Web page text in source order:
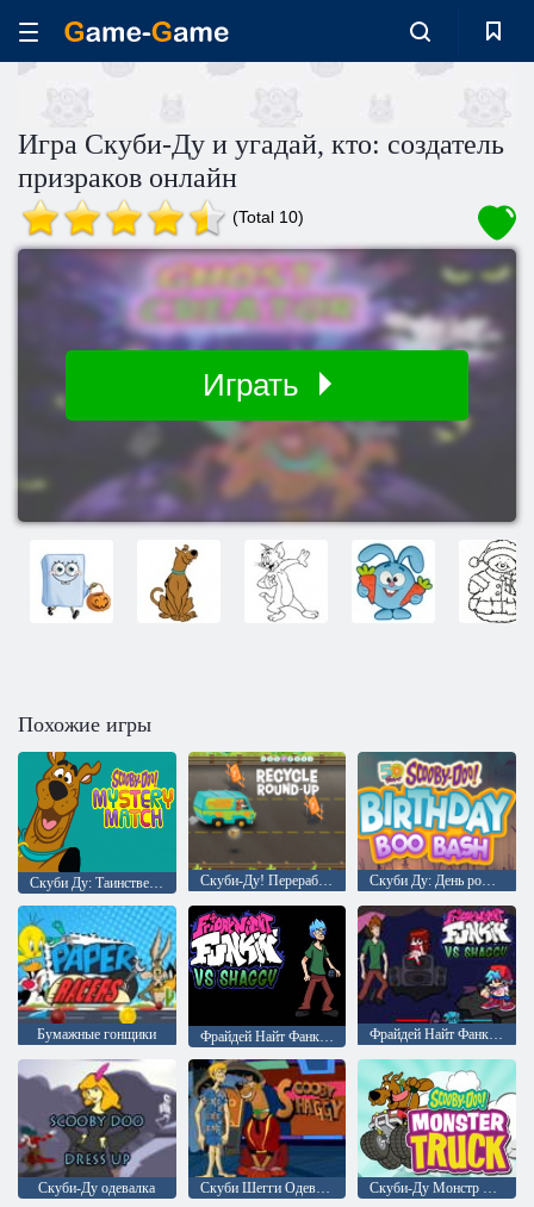
Игра Скуби-Ду и угадай, кто: создатель
призраков онлайн
(Total 10)
Играть
Похожие игры
Скуби Ду: Таинственный матч Скуби-Ду! Переработайте сводку новостей Скуби Ду: День рождения 5 лет
Бумажные гонщики Фрайдей Найт Фанкин против Шегги Реванш Фрайдей Найт Фанкин против Шегги Ретроспективный ремикс
Скуби-Ду одевалка Скуби Шегги Одевалка Скуби-Ду Монстр Трак